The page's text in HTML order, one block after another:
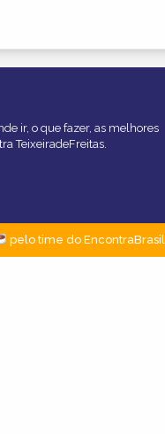
ir, o que fazer, as melhores
TeixeiradeFreitas.
pelo time do EncontraBrasil